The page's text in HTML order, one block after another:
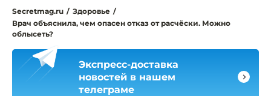
Secretmag.ru / Здоровье /
Врач объяснила, чем опасен отказ от расчёски. Можно
облысеть?
Экспресс-доставка
новостей в нашем
телеграме